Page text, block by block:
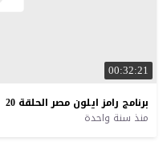
00:32:21
برنامج رامز ايلون مصر الحلقة 20
منذ سنة واحدة